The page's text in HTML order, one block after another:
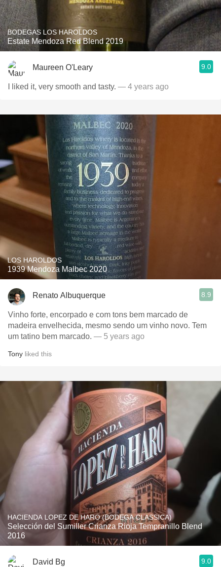
BODEGAS LOS HAROLDOS
Estate Mendoza Red Blend 2019
Maureen O'Leary 9.0
I liked it, very smooth and tasty. — 4 years ago
LOS HAROLDOS
1939 Mendoza Malbec 2020
Renato Albuquerque 8.9
Vinho forte, encorpado e com tons bem marcado de
madeira envelhecida, mesmo sendo um vinho novo. Tem
um tatino bem marcado. — 5 years ago
Tony liked this
HACIENDA LOPEZ DE HARO (BODEGA CLASSICA)
Selección del Sumiller Crianza Rioja Tempranillo Blend
2016
David Bg 9.0